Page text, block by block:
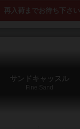
再入荷までお待ち下さい
サンドキャッスル
Fine Sand